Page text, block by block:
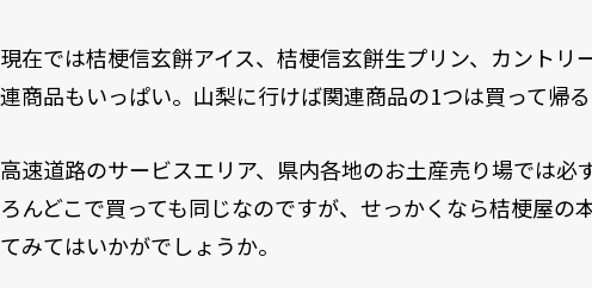
現在では桔梗信玄餅アイス、桔梗信玄餅生プリン、カントリ
連商品もいっぱい。山梨に行けば関連商品の1つは買って帰る
高速道路のサービスエリア、県内各地のお土産売り場では必
ろんどこで買っても同じなのですが、せっかくなら桔梗屋の
てみてはいかがでしょうか。